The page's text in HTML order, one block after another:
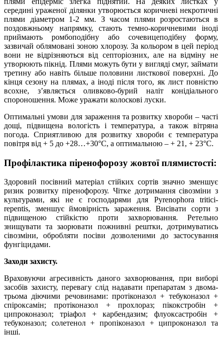
середині ураженої ділянки утворюється коричневі некротичні
плями діаметром 1-2 мм. З часом плями розростаються в
поздовжньому напрямку, стають темно-коричневими іноді
приймають ромбоподібну або сочевицеподібну форму,
зазвичай облямовані зоною хлорозу. За кольором в цей період
вони не відрізняються від септоріозних, але на відміну не
утворюють пікнід. Плями можуть бути у вигляді смуг, займати
третину або навіть більше половини листкової поверхні. До
кінця сезону на плямах, а іноді після того, як лист повністю
всохне, з’являється оливково-бурий наліт конідіального
спороношення. Може уражати колоскові луски.
Оптимальні умови для зараження та розвитку хвороби – часті
дощі, підвищена вологість і температура, а також вітряна
погода. Сприятливою для розвитку хвороби є температура
повітря від + 5 до +28…+30°С, а оптимальною – + 21, + 23°С.
Профілактика піренофорозу жовтої плямистості:
Здоровий посівний матеріал стійких сортів значно зменшує
ризик розвитку піренофорозу. Чітке дотримання сівозміни з
культурами, які не є господарями для Pyrenophora tritici-
repentis, зменшує ймовірність зараження. Висівати сорти з
підвищеною стійкістю проти захворювання. Ретельно
знищувати та заорювати пожнивні рештки, дотримуватись
сівозміни, обробляти посіви дозволеними до застосування
фунгіцидами.
Заходи захисту.
Враховуючи агресивність даного захворювання, при виборі
засобів захисту, перевагу слід надавати препаратам з двома-
трьома діючими речовинами: протіконазол + тебуконазол +
спіроксамін; протіконазол + прохлораз; пікокстробін +
ципроконазол; тріафол + карбендазим; флуоксастробін +
тебуконазол; солетенол + пропіконазол + ципроконазол та
інші.